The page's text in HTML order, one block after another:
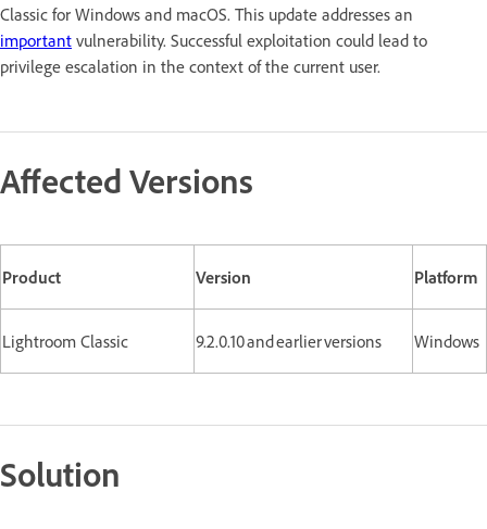
Classic for Windows and macOS. This update addresses an
important vulnerability. Successful exploitation could lead to
privilege escalation in the context of the current user.
Affected Versions
Product Version Platform
Lightroom Classic 9.2.0.10 and earlier versions Windows
Solution